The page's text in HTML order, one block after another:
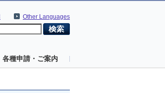
Other Languages
各種申請・ご案内